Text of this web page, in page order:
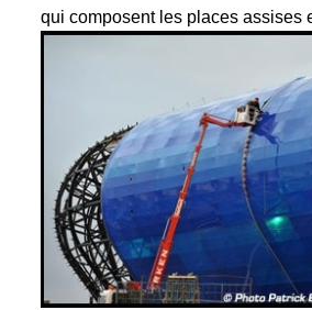
qui composent les places assises